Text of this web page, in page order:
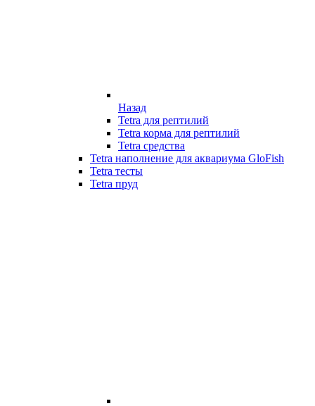
Назад
Tetra для рептилий
Tetra корма для рептилий
Tetra средства
Tetra наполнение для аквариума GloFish
Tetra тесты
Tetra пруд